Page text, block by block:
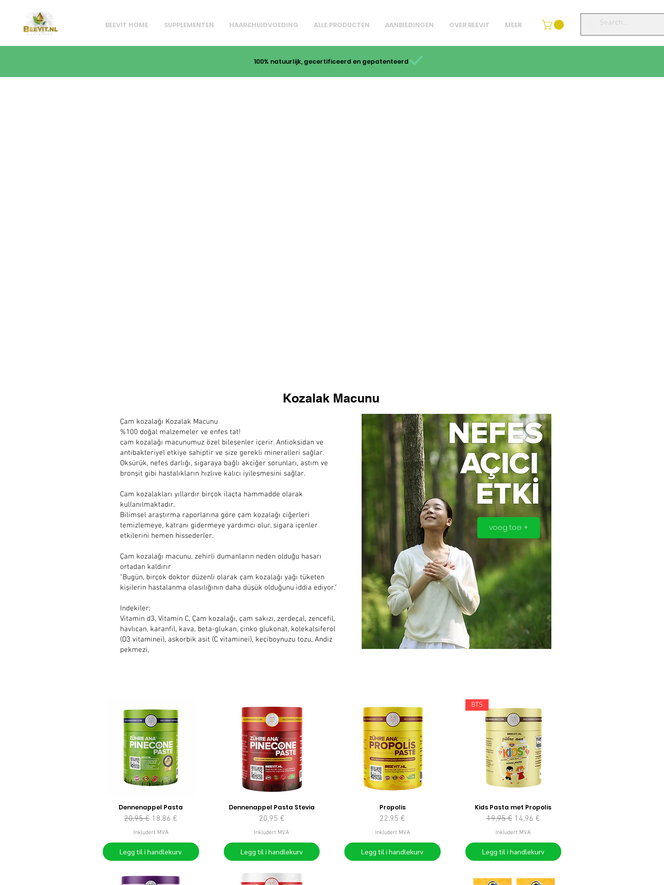
BEEVIT HOME SUPPLEMENTEN HAAR&HUIDVOEDING ALLE PRODUCTEN AANBIEDINGEN OVER BEEVIT MEER
100% natuurlijk, gecertificeerd en gepatenteerd
Kozalak Macunu
Çam kozalağı Kozalak Macunu
%100 doğal malzemeler ve enfes tat!
cam kozalağı macunumuz özel bileşenler içerir. Antioksidan ve
antibakteriyel etkiye sahiptir ve size gerekli mineralleri sağlar.
Oksürük, nefes darlığı, sigaraya bağlı akciğer sorunları, astım ve
bronşit gibi hastalıkların hızlıve kalıcı iyileşmesini sağlar.
Cam kozalakları yıllardır birçok ilaçta hammadde olarak
kullanılmaktadır.
Bilimsel araştırma raporlarına göre çam kozalağı ciğerleri
temizlemeye, katranı gidermeye yardımcı olur, sigara içenler
etkilerini hemen hissederler.
Çam kozalağı macunu, zehirli dumanların neden olduğu hasarı
ortadan kaldırır
"Bugün, birçok doktor düzenli olarak çam kozalağı yağı tüketen
kişilerin hastalanma olasılığının daha düşük olduğunu iddia ediyor."
Indekiler:
Vitamin d3, Vitamin C, Çam kozalağı, çam sakızı, zerdeçal, zencefil,
havlıcan, karanfil, kava, beta-glukan, çinko glukonat, kolekalsiferol
(D3 vitaminei), askorbik asit (C vitaminei), keçiboynuzu tozu, Andiz
pekmezi,
voeg toe +
Dennenappel Pasta
Vanlig pris
20,95 € Salgspris
18,86 €
Inkludert MVA
Legg til i handlekurv
Dennenappel Pasta Stevia
Pris
20,95 €
Inkludert MVA
Legg til i handlekurv
Propolis
Pris
22,95 €
Inkludert MVA
Legg til i handlekurv
BTS
Kids Pasta met Propolis
Vanlig pris
19,95 € Salgspris
14,96 €
Inkludert MVA
Legg til i handlekurv